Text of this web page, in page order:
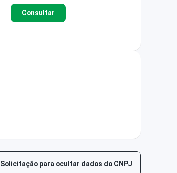
Consultar
Solicitação para ocultar dados do CNPJ